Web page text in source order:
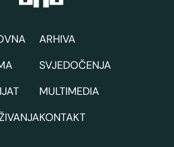
ARHIVA
SVJEDOČENJA
MULTIMEDIA
KONTAKT